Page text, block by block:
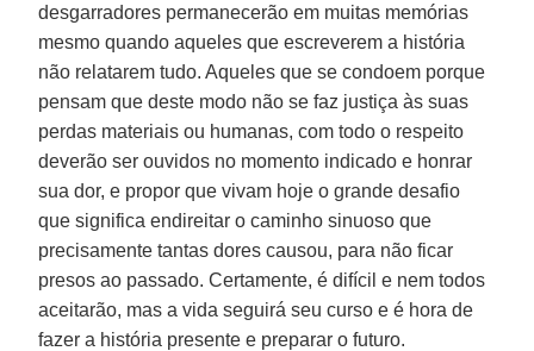
desgarradores permanecerão em muitas memórias
mesmo quando aqueles que escreverem a história
não relatarem tudo. Aqueles que se condoem porque
pensam que deste modo não se faz justiça às suas
perdas materiais ou humanas, com todo o respeito
deverão ser ouvidos no momento indicado e honrar
sua dor, e propor que vivam hoje o grande desafio
que significa endireitar o caminho sinuoso que
precisamente tantas dores causou, para não ficar
presos ao passado. Certamente, é difícil e nem todos
aceitarão, mas a vida seguirá seu curso e é hora de
fazer a história presente e preparar o futuro.